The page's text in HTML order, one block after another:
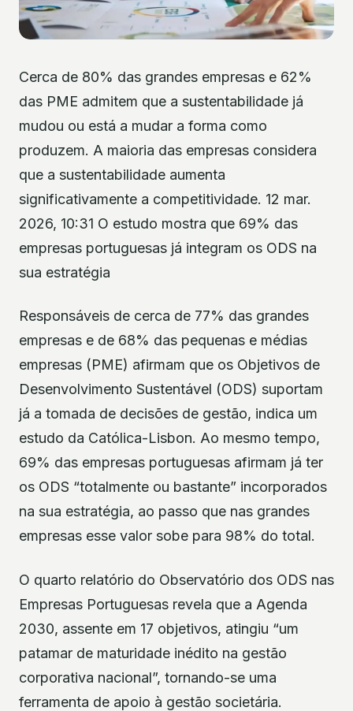
Cerca de 80% das grandes empresas e 62%
das PME admitem que a sustentabilidade já
mudou ou está a mudar a forma como
produzem. A maioria das empresas considera
que a sustentabilidade aumenta
significativamente a competitividade. 12 mar.
2026, 10:31 O estudo mostra que 69% das
empresas portuguesas já integram os ODS na
sua estratégia
Responsáveis de cerca de 77% das grandes
empresas e de 68% das pequenas e médias
empresas (PME) afirmam que os Objetivos de
Desenvolvimento Sustentável (ODS) suportam
já a tomada de decisões de gestão, indica um
estudo da Católica-Lisbon. Ao mesmo tempo,
69% das empresas portuguesas afirmam já ter
os ODS “totalmente ou bastante” incorporados
na sua estratégia, ao passo que nas grandes
empresas esse valor sobe para 98% do total.
O quarto relatório do Observatório dos ODS nas
Empresas Portuguesas revela que a Agenda
2030, assente em 17 objetivos, atingiu “um
patamar de maturidade inédito na gestão
corporativa nacional”, tornando-se uma
ferramenta de apoio à gestão societária.